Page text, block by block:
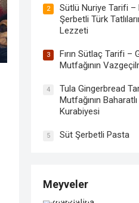
2
Sütlü Nuriye Tarifi
Şerbetli Türk
Lezzeti
3
Fırın Sütlaç Tarifi –
Mutfağının
4
Tula Gingerbread
Mutfağının
Kurabiyesi
5 Süt Şerbetli Pasta
Meyveler
Mandalina